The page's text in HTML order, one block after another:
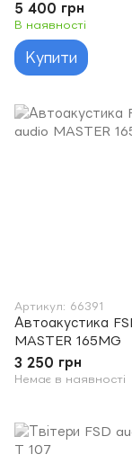
5 400 грн
В наявності
Купити
Артикул: 66391
Автоакустика
MASTER 165MG
3 250 грн
Немає в наявності